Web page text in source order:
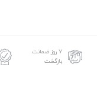
۷ روز ضمانت
بازگشت